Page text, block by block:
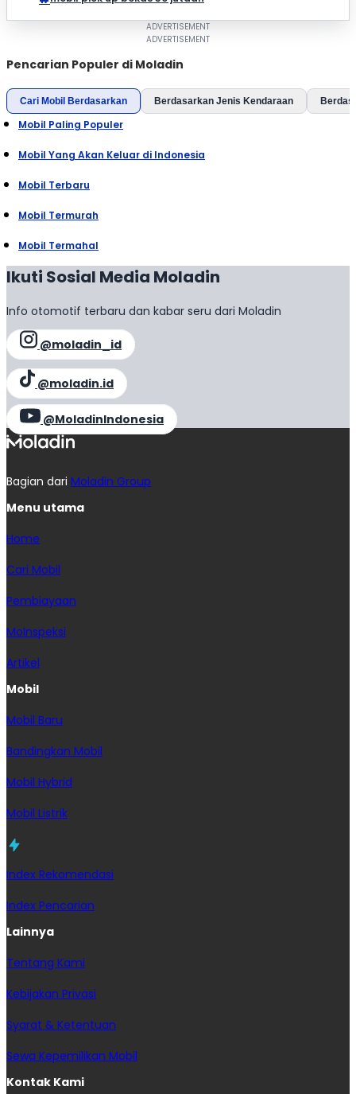
Pencarian Populer di Moladin
Cari Mobil Berdasarkan Berdasarkan Jenis Kendaraan
Mobil Paling Populer
Mobil Yang Akan Keluar di Indonesia
Mobil Terbaru
Mobil Termurah
Mobil Termahal
Ikuti Sosial Media Moladin
Info otomotif terbaru dan kabar seru dari Moladin
@moladin_id
@moladin.id
@MoladinIndonesia
Bagian dari Moladin Group
Menu utama
Home
Cari Mobil
Pembiayaan
MoInspeksi
Artikel
Mobil
Mobil Baru
Bandingkan Mobil
Mobil Hybrid
Mobil Listrik
Index Rekomendasi
Index Pencarian
Lainnya
Tentang Kami
Kebijakan Privasi
Syarat & Ketentuan
Sewa Kepemilikan Mobil
Kontak Kami